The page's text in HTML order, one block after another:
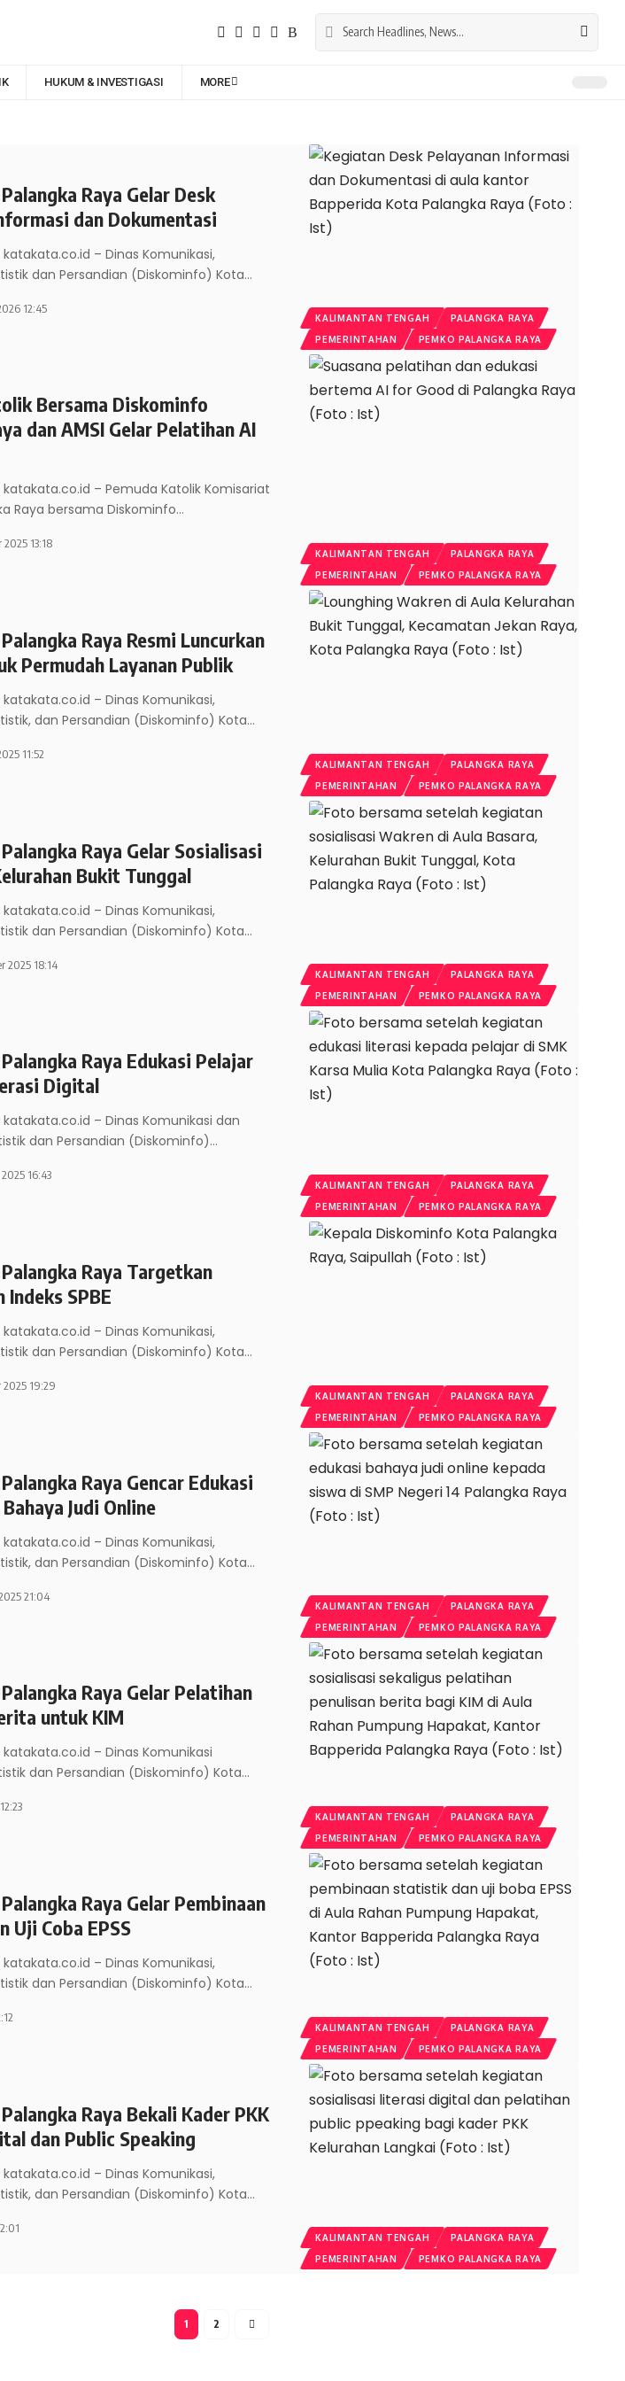
HUKUM & INVESTIGASI MORE
KALIMANTAN TENGAH
PALANGKA RAYA
PEMERINTAHAN
PEMKO PALANGKA RAYA
Raya Gelar Desk
dan Dokumentasi
katakata.co.id – Dinas Komunikasi,
dan Persandian (Diskominfo) Kota…
12:45
KALIMANTAN TENGAH
PALANGKA RAYA
PEMERINTAHAN
PEMKO PALANGKA RAYA
Bersama Diskominfo
dan AMSI Gelar Pelatihan AI
katakata.co.id – Pemuda Katolik Komisariat
Raya bersama Diskominfo…
2025 13:18
KALIMANTAN TENGAH
PALANGKA RAYA
PEMERINTAHAN
PEMKO PALANGKA RAYA
Raya Resmi Luncurkan
Permudah Layanan Publik
katakata.co.id – Dinas Komunikasi,
dan Persandian (Diskominfo) Kota…
11:52
KALIMANTAN TENGAH
PALANGKA RAYA
PEMERINTAHAN
PEMKO PALANGKA RAYA
Raya Gelar Sosialisasi
Bukit Tunggal
katakata.co.id – Dinas Komunikasi,
dan Persandian (Diskominfo) Kota…
2025 18:14
KALIMANTAN TENGAH
PALANGKA RAYA
PEMERINTAHAN
PEMKO PALANGKA RAYA
Raya Edukasi Pelajar
Digital
katakata.co.id – Dinas Komunikasi dan
dan Persandian (Diskominfo)…
16:43
KALIMANTAN TENGAH
PALANGKA RAYA
PEMERINTAHAN
PEMKO PALANGKA RAYA
Raya Targetkan
SPBE
katakata.co.id – Dinas Komunikasi,
dan Persandian (Diskominfo) Kota…
2025 19:29
KALIMANTAN TENGAH
PALANGKA RAYA
PEMERINTAHAN
PEMKO PALANGKA RAYA
Raya Gencar Edukasi
Judi Online
katakata.co.id – Dinas Komunikasi,
dan Persandian (Diskominfo) Kota…
21:04
KALIMANTAN TENGAH
PALANGKA RAYA
PEMERINTAHAN
PEMKO PALANGKA RAYA
Raya Gelar Pelatihan
untuk KIM
katakata.co.id – Dinas Komunikasi
dan Persandian (Diskominfo) Kota…
KALIMANTAN TENGAH
PALANGKA RAYA
PEMERINTAHAN
PEMKO PALANGKA RAYA
Raya Gelar Pembinaan
Uji Coba EPSS
katakata.co.id – Dinas Komunikasi,
dan Persandian (Diskominfo) Kota…
KALIMANTAN TENGAH
PALANGKA RAYA
PEMERINTAHAN
PEMKO PALANGKA RAYA
Raya Bekali Kader PKK
dan Public Speaking
katakata.co.id – Dinas Komunikasi,
dan Persandian (Diskominfo) Kota…
1 2